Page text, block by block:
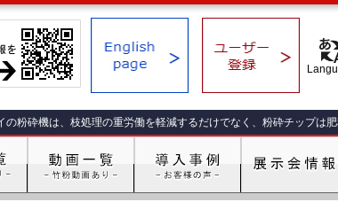
粉砕機は、枝処理の重労働を軽減するだけでなく、粉砕チップは